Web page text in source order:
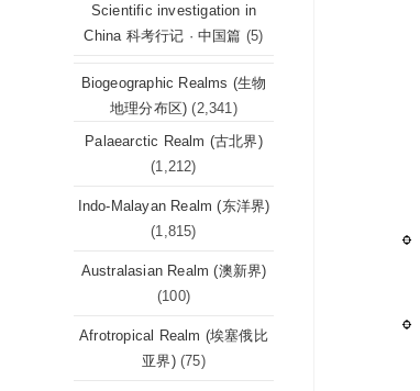
Scientific investigation in
China 科考行记 · 中国篇 (5)
Biogeographic Realms (生物
地理分布区) (2,341)
Palaearctic Realm (古北界)
(1,212)
Indo-Malayan Realm (东洋界)
(1,815)
Australasian Realm (澳新界)
(100)
Afrotropical Realm (埃塞俄比
亚界) (75)